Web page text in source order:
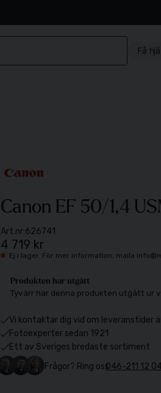
Få
Canon EF 50/1,4
Art.nr:626741
4 719 kr
Ej i lager. För mer information, maila
Produkten har utgått
Tyvärr har denna produkten utgått ur
Vi kontaktar dig vid om leveranstider
Fotoexperter sedan 1921
Ett av Sveriges bredaste sortiment
Frågor? Ring oss046-211 12